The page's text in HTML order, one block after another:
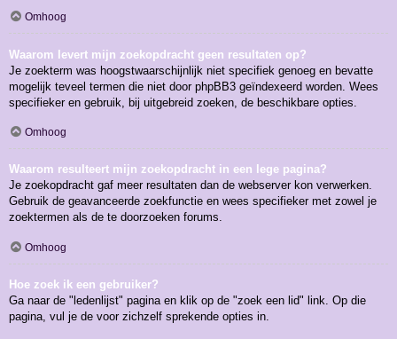
Omhoog
Waarom levert mijn zoekopdracht geen resultaten op?
Je zoekterm was hoogstwaarschijnlijk niet specifiek genoeg en bevatte
mogelijk teveel termen die niet door phpBB3 geïndexeerd worden. Wees
specifieker en gebruik, bij uitgebreid zoeken, de beschikbare opties.
Omhoog
Waarom resulteert mijn zoekopdracht in een lege pagina?
Je zoekopdracht gaf meer resultaten dan de webserver kon verwerken.
Gebruik de geavanceerde zoekfunctie en wees specifieker met zowel je
zoektermen als de te doorzoeken forums.
Omhoog
Hoe zoek ik een gebruiker?
Ga naar de "ledenlijst" pagina en klik op de "zoek een lid" link. Op die
pagina, vul je de voor zichzelf sprekende opties in.